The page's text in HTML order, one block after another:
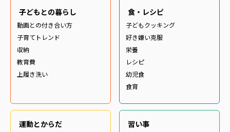
子どもとの暮らし
動画との付き合い方
子育てトレンド
収納
教育費
上履き洗い
食・レシピ
子どもクッキング
好き嫌い克服
栄養
レシピ
幼児食
食育
運動とからだ 習い事